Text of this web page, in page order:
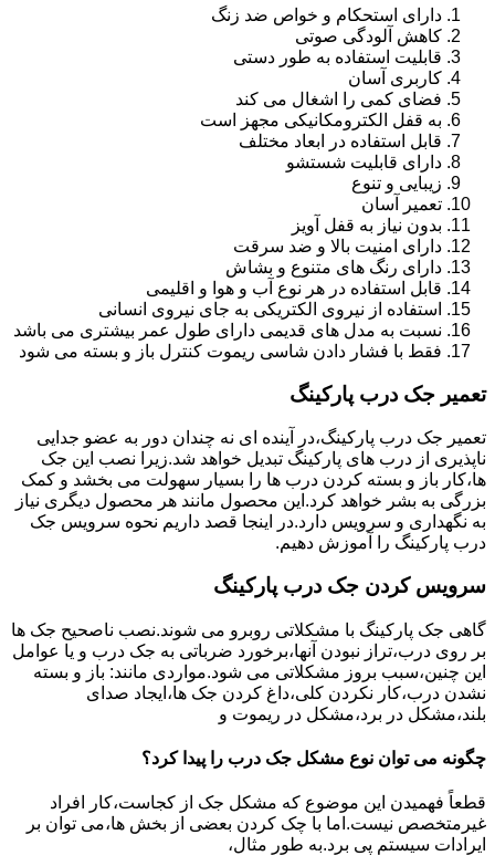
دارای استحکام و خواص ضد زنگ
کاهش آلودگی صوتی
قابلیت استفاده به طور دستی
کاربری آسان
فضای کمی را اشغال می کند
به قفل الکترومکانیکی مجهز است
قابل استفاده در ابعاد مختلف
دارای قابلیت شستشو
زیبایی و تنوع
تعمیر آسان
بدون نیاز به قفل آویز
دارای امنیت بالا و ضد سرقت
دارای رنگ های متنوع و بشاش
قابل استفاده در هر نوع آب و هوا و اقلیمی
استفاده از نیروی الکتریکی به جای نیروی انسانی
نسبت به مدل های قدیمی دارای طول عمر بیشتری می باشد
فقط با فشار دادن شاسی ریموت کنترل باز و بسته می شود
تعمیر جک درب پارکینگ
تعمیر جک درب پارکینگ،در آینده ای نه چندان دور به عضو جدایی
ناپذیری از درب های پارکینگ تبدیل خواهد شد.زیرا نصب این جک
ها،کار باز و بسته کردن درب ها را بسیار سهولت می بخشد و کمک
بزرگی به بشر خواهد کرد.این محصول مانند هر محصول دیگری نیاز
به نگهداری و سرویس دارد.در اینجا قصد داریم نحوه سرویس جک
درب پارکینگ را آموزش دهیم.
سرویس کردن جک درب پارکینگ
گاهی جک پارکینگ با مشکلاتی روبرو می شوند.نصب ناصحیح جک ها
بر روی درب،تراز نبودن آنها،برخورد ضرباتی به جک درب و یا عوامل
این چنین،سبب بروز مشکلاتی می شود.مواردی مانند: باز و بسته
نشدن درب،کار نکردن کلی،داغ کردن جک ها،ایجاد صدای
بلند،مشکل در برد،مشکل در ریموت و
چگونه می توان نوع مشکل جک درب را پیدا کرد؟
قطعاً فهمیدن این موضوع که مشکل جک از کجاست،کار افراد
غیرمتخصص نیست.اما با چک کردن بعضی از بخش ها،می توان بر
ایرادات سیستم پی برد.به طور مثال،